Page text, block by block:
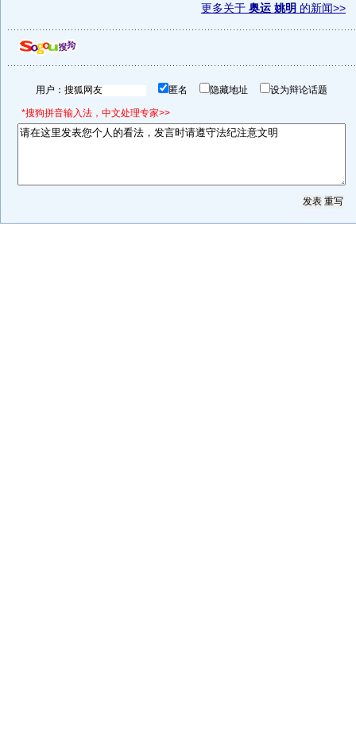
更多关于 奥运 姚明 的新闻>>
用户： 匿名 隐藏地址 设为辩论话题
*搜狗拼音输入法，中文处理专家>>